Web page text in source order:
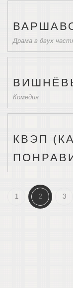
Драма в двух
Комедия
КВЭП
1 2 3